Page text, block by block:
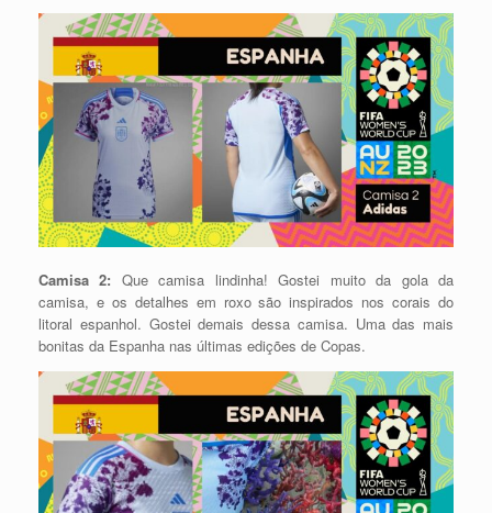
Camisa 2: Que camisa lindinha! Gostei muito da gola da
camisa, e os detalhes em roxo são inspirados nos corais do
litoral espanhol. Gostei demais dessa camisa. Uma das mais
bonitas da Espanha nas últimas edições de Copas.